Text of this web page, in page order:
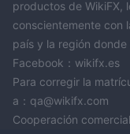
productos de WikiFX,
conscientemente con
país y la región donde
Facebook：wikifx.es
Para corregir la
a：qa@wikifx.com
Cooperación